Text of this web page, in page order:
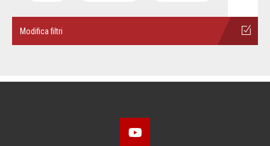
Modifica filtri